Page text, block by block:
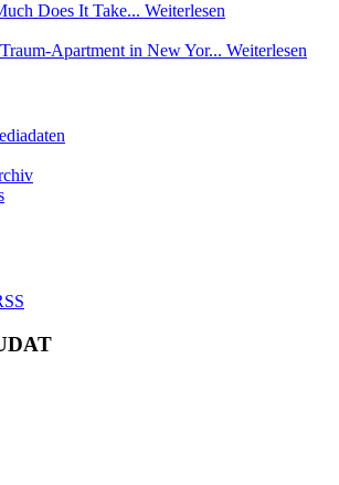
Does It Take... Weiterlesen
Apartment in New Yor... Weiterlesen